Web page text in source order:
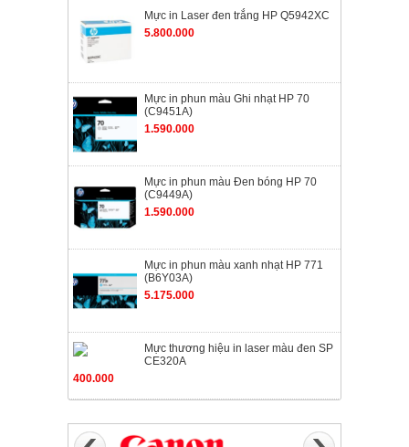
Mực in Laser đen trắng HP Q5942XC
5.800.000
Mực in phun màu Ghi nhạt HP 70
(C9451A)
1.590.000
Mực in phun màu Đen bóng HP 70
(C9449A)
1.590.000
Mực in phun màu xanh nhạt HP 771
(B6Y03A)
5.175.000
Mực thương hiệu in laser màu đen SP
CE320A
400.000